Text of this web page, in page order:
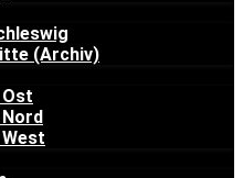
(Archiv)